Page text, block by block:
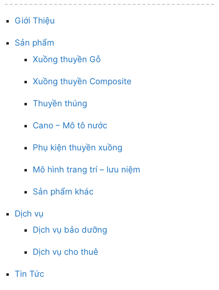
Giới Thiệu
Sản phẩm
Xuồng thuyền Gỗ
Xuồng thuyền Composite
Thuyền thúng
Cano – Mô tô nước
Phụ kiện thuyền xuồng
Mô hình trang trí – lưu niệm
Sản phẩm khác
Dịch vụ
Dịch vụ bảo dưỡng
Dịch vụ cho thuê
Tin Tức